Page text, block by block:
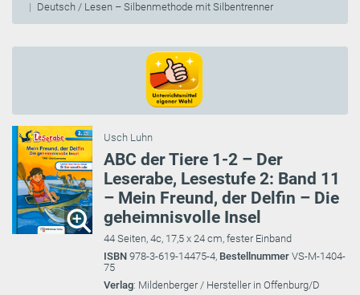
Deutsch / Lesen – Silbenmethode mit Silbentrenner
Usch Luhn
ABC der Tiere 1-2 – Der
Leserabe, Lesestufe 2: Band 11
– Mein Freund, der Delfin – Die
geheimnisvolle Insel
44 Seiten, 4c, 17,5 x 24 cm, fester Einband
ISBN 978-3-619-14475-4, Bestellnummer VS-M-1404-
75
Verlag: Mildenberger / Hersteller in Offenburg/D